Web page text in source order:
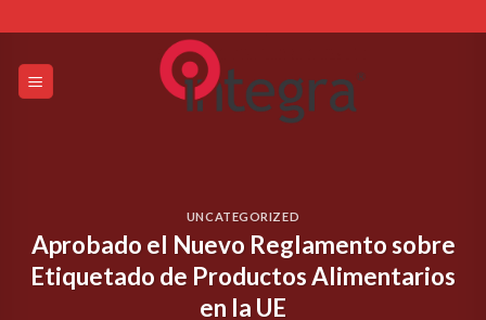
to
content
UNCATEGORIZED
Aprobado el Nuevo Reglamento sobre
Etiquetado de Productos Alimentarios
en la UE